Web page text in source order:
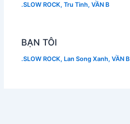
.SLOW ROCK,Tru Tinh,VẦN B
BẠN TÔI
.SLOW ROCK, Lan Song Xanh,VẦN B